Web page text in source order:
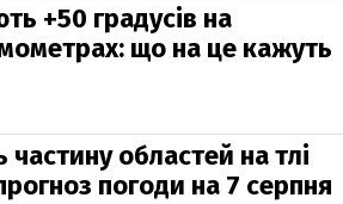
+50 градусів на
що на це кажуть
областей на тлі
погоди на 7 серпня